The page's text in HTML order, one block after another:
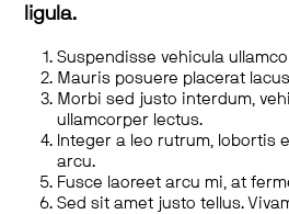
ligula.
Suspendisse vehicula
Mauris posuere placerat
Morbi sed justo interdum,
ullamcorper lectus.
Integer a leo rutrum, lobortis
arcu.
Fusce laoreet arcu mi, at
Sed sit amet justo tellus.